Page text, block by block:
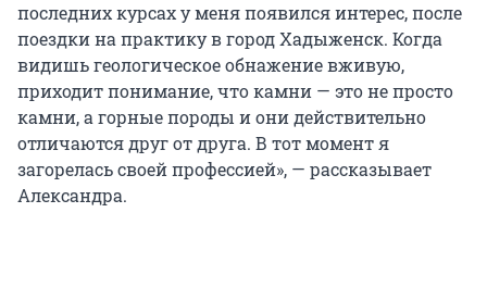
последних курсах у меня появился интерес, после
поездки на практику в город Хадыженск. Когда
видишь геологическое обнажение вживую,
приходит понимание, что камни — это не просто
камни, а горные породы и они действительно
отличаются друг от друга. В тот момент я
загорелась своей профессией», — рассказывает
Александра.